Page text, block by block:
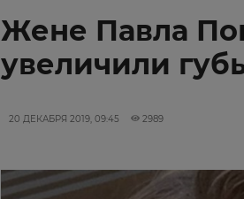
Жене Павла
увеличили
20 ДЕКАБРЯ 2019, 09:45 2989